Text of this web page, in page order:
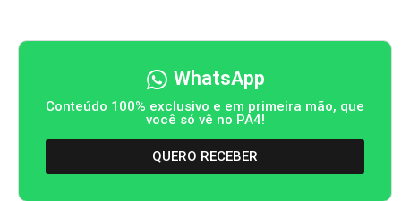
WhatsApp
Conteúdo 100% exclusivo e em primeira mão, que
você só vê no PA4!
QUERO RECEBER